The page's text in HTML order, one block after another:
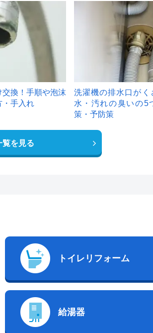
換！手順や泡沫
・手入れ
洗濯機の排水口がく
水・汚れの臭いの5
策・予防策
覧を見る
トイレリフォーム
給湯器